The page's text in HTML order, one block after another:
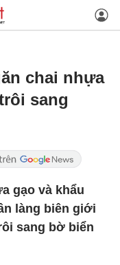
chai nhựa
sang
gạo và khẩu
làng biên giới
sang bờ biển